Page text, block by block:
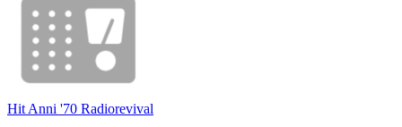
Hit Anni '70 Radiorevival